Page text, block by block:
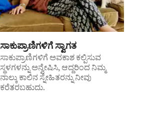
ಸಾಕುಪ್ರಾಣಿಗಳಿಗೆ ಸ್ವಾಗತ
ಸಾಕುಪ್ರಾಣಿಗಳಿಗೆ ಅವಕಾಶ ಕಲ್ಪಿಸುವ
ಸ್ಥಳಗಳನ್ನು ಅನ್ವೇಷಿಸಿ, ಆದ್ದರಿಂದ ನಿಮ್ಮ
ನಾಲ್ಕು ಕಾಲಿನ ಸ್ನೇಹಿತರನ್ನು ನೀವು
ಕರೆತರಬಹುದು.